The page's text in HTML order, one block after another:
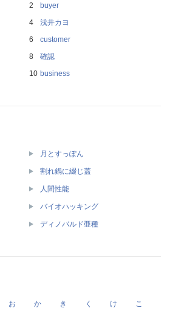
buyer
浅井カヨ
customer
確認
business
月とすっぽん
割れ鍋に綴じ蓋
人間性能
バイオハッキング
ディノバルド亜種
お か き く け こ